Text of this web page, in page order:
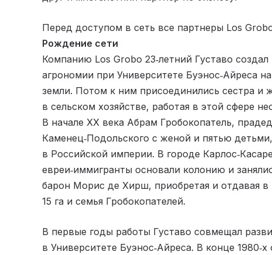
Перед доступом в сеть все партнеры Los
Рождение сети
Компанию Los Grobo 23‑летний Густаво
агрономии при Университете Буэнос‑Айреса
земли. Потом к ним присоединились сестра и
в сельском хозяйстве, работая в этой сфере
В начале XX века Абрам Гробокопатель,
Каменец‑Подольского с женой и пятью
в Российской империи. В городе
евреи‑иммигранты основали колонию и
барон Морис де Хирш, приобретая и отдавая
15 га и семья Гробокопателей.
В первые годы работы Густаво совмещал
в Университете Буэнос‑Айреса. В конце